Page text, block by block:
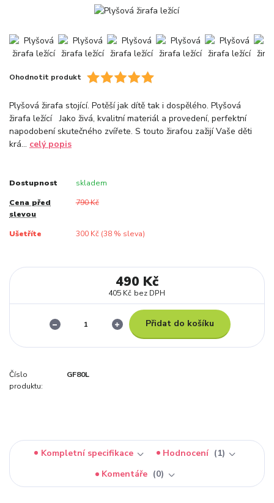
Ohodnotit produkt
Plyšová žirafa stojící. Potěší jak dítě tak i dospělého. Plyšová
žirafa ležící Jako živá, kvalitní materiál a provedení, perfektní
napodobení skutečného zvířete. S touto žirafou zažijí Vaše děti
krá... celý popis
Dostupnost skladem
Cena před
slevou
790 Kč
Ušetříte 300 Kč (38% sleva)
490 Kč
405 Kč bez DPH
Přidat do košíku
Číslo
produktu:
GF80L
Kompletní specifikace Hodnocení
1
Komentáře
0